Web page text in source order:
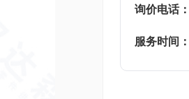
询价电话：
服务时间：